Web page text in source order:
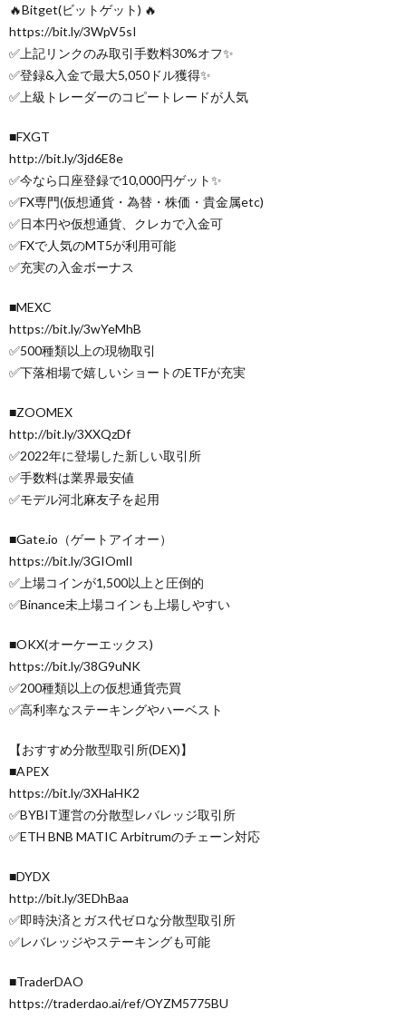
🔥Bitget(ビットゲット) 🔥
https://bit.ly/3WpV5sI
✅上記リンクのみ取引手数料30%オフ✨
✅登録&入金で最大5,050ドル獲得✨
✅上級トレーダーのコピートレードが人気
■FXGT
http://bit.ly/3jd6E8e
✅今なら口座登録で10,000円ゲット✨
✅FX専門(仮想通貨・為替・株価・貴金属etc)
✅日本円や仮想通貨、クレカで入金可
✅FXで人気のMT5が利用可能
✅充実の入金ボーナス
■MEXC
https://bit.ly/3wYeMhB
✅500種類以上の現物取引
✅下落相場で嬉しいショートのETFが充実
■ZOOMEX
http://bit.ly/3XXQzDf
✅2022年に登場した新しい取引所
✅手数料は業界最安値
✅モデル河北麻友子を起用
■Gate.io（ゲートアイオー）
https://bit.ly/3GIOmlI
✅上場コインが1,500以上と圧倒的
✅Binance未上場コインも上場しやすい
■OKX(オーケーエックス)
https://bit.ly/38G9uNK
✅200種類以上の仮想通貨売買
✅高利率なステーキングやハーベスト
【おすすめ分散型取引所(DEX)】
■APEX
https://bit.ly/3XHaHK2
✅BYBIT運営の分散型レバレッジ取引所
✅ETH BNB MATIC Arbitrumのチェーン対応
■DYDX
http://bit.ly/3EDhBaa
✅即時決済とガス代ゼロな分散型取引所
✅レバレッジやステーキングも可能
■TraderDAO
https://traderdao.ai/ref/OYZM5775BU